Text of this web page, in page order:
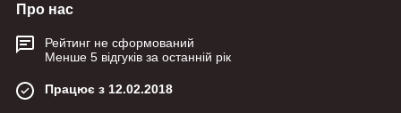
Про нас
Рейтинг не сформований
Менше 5 відгуків за останній рік
Працює з 12.02.2018